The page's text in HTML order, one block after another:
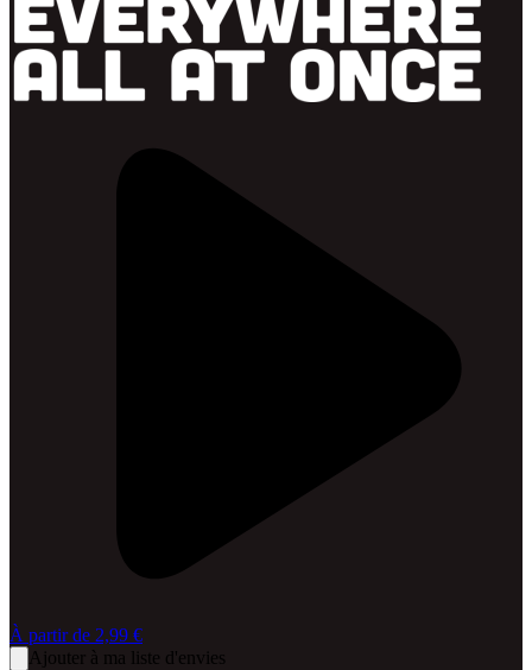
À partir de 2,99 €
Ajouter à ma liste d'envies